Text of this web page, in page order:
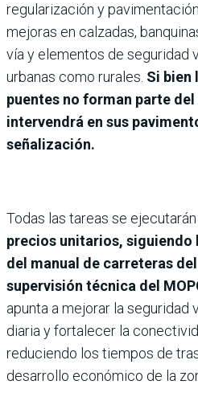
regularización y
mejoras en calzadas,
vía y elementos de seguridad
urbanas como rurales. Si bien
puentes no forman parte
intervendrá en sus
señalización.
Todas las tareas se
precios unitarios, siguiendo
del manual de carreteras
supervisión técnica del
apunta a mejorar la seguridad
diaria y fortalecer la
reduciendo los tiempos de
desarrollo económico de la